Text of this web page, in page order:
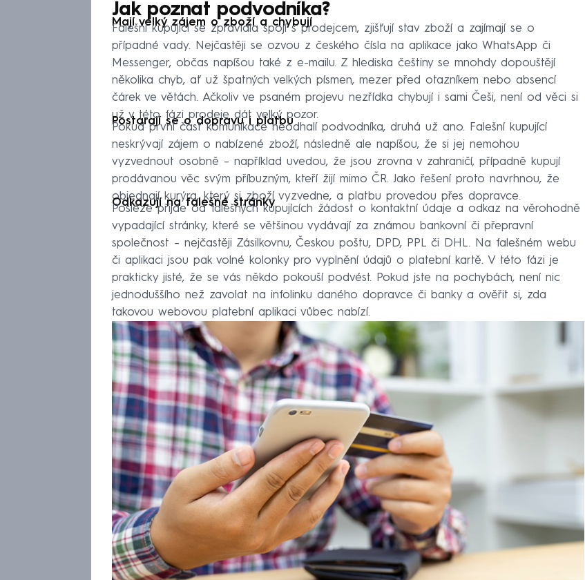
Jak poznat podvodníka?
Mají velký zájem o zboží a chybují
Falešní kupující se zpravidla spojí s prodejcem, zjišťují stav zboží a zajímají se o
případné vady. Nejčastěji se ozvou z českého čísla na aplikace jako WhatsApp či
Messenger, občas napíšou také z e-mailu. Z hlediska češtiny se mnohdy dopouštějí
několika chyb, ať už špatných velkých písmen, mezer před otazníkem nebo absencí
čárek ve větách. Ačkoliv ve psaném projevu nezřídka chybují i sami Češi, není od věci si
už v této fázi prodeje dát velký pozor.
Postarají se o dopravu i platbu
Pokud první část komunikace neodhalí podvodníka, druhá už ano. Falešní kupující
neskrývají zájem o nabízené zboží, následně ale napíšou, že si jej nemohou
vyzvednout osobně – například uvedou, že jsou zrovna v zahraničí, případně kupují
prodávanou věc svým příbuzným, kteří žijí mimo ČR. Jako řešení proto navrhnou, že
objednají kurýra, který si zboží vyzvedne, a platbu provedou přes dopravce.
Odkazují na falešné stránky
Posléze přijde od falešných kupujících žádost o kontaktní údaje a odkaz na věrohodně
vypadající stránky, které se většinou vydávají za známou bankovní či přepravní
společnost – nejčastěji Zásilkovnu, Českou poštu, DPD, PPL či DHL. Na falešném webu
či aplikaci jsou pak volné kolonky pro vyplnění údajů o platební kartě. V této fázi je
prakticky jisté, že se vás někdo pokouší podvést. Pokud jste na pochybách, není nic
jednoduššího než zavolat na infolinku daného dopravce či banky a ověřit si, zda
takovou webovou platební aplikaci vůbec nabízí.